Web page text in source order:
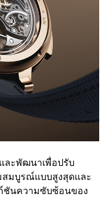
ละพัฒนาเพื่อปรับ
สมบูรณ์แบบสูงสุดและ
ชันความซับซ้อนของ